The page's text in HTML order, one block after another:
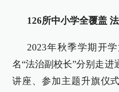
126所中小学全覆盖
2023年秋季学期开
名“法治副校长”分别走进
讲座、参加主题升旗仪